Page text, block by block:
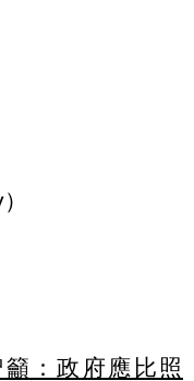
：政府應比照